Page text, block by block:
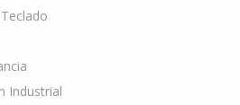
Industrial